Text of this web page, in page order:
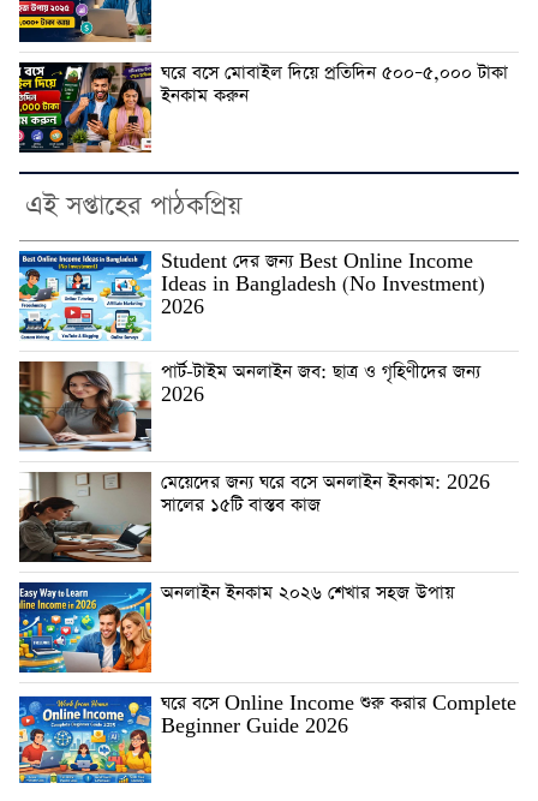
ঘরে বসে মোবাইল দিয়ে প্রতিদিন ৫০০–৫,০০০ টাকা
ইনকাম করুন
এই সপ্তাহের পাঠকপ্রিয়
Student দের জন্য Best Online Income
Ideas in Bangladesh (No Investment)
2026
পার্ট-টাইম অনলাইন জব: ছাত্র ও গৃহিণীদের জন্য
2026
মেয়েদের জন্য ঘরে বসে অনলাইন ইনকাম: 2026
সালের ১৫টি বাস্তব কাজ
অনলাইন ইনকাম ২০২৬ শেখার সহজ উপায়
ঘরে বসে Online Income শুরু করার Complete
Beginner Guide 2026